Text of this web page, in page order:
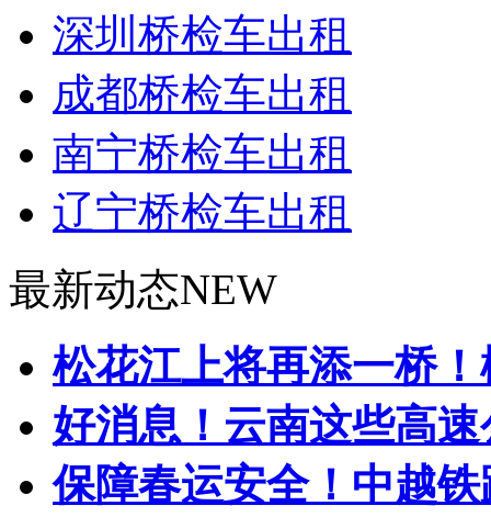
深圳桥检车出租
成都桥检车出租
南宁桥检车出租
辽宁桥检车出租
最新动态NEW
松花江上将再添一桥
好消息！云南这些高
保障春运安全！中越